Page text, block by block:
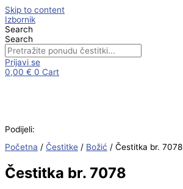
Skip to content
Izbornik
Search
Search
Prijavi se
0,00 € 0 Cart
Podijeli:
Početna / Čestitke / Božić / Čestitka br. 7078
Čestitka br. 7078